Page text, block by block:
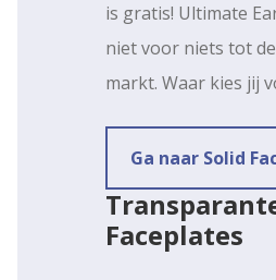
is gratis! Ultimate
niet voor niets tot
markt. Waar kies jij
Ga naar Solid
Faceplates